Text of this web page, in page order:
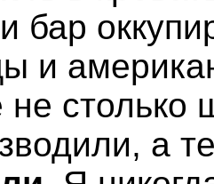
бар
и
не столько
а